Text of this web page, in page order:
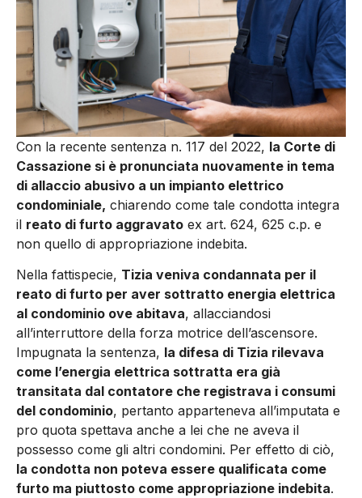
Con la recente sentenza n. 117 del 2022, la Corte di
Cassazione si è pronunciata nuovamente in tema
di allaccio abusivo a un impianto elettrico
condominiale, chiarendo come tale condotta integra
il reato di furto aggravato ex art. 624, 625 c.p. e
non quello di appropriazione indebita.
Nella fattispecie, Tizia veniva condannata per il
reato di furto per aver sottratto energia elettrica
al condominio ove abitava, allacciandosi
all’interruttore della forza motrice dell’ascensore.
Impugnata la sentenza, la difesa di Tizia rilevava
come l’energia elettrica sottratta era già
transitata dal contatore che registrava i consumi
del condominio, pertanto apparteneva all’imputata e
pro quota spettava anche a lei che ne aveva il
possesso come gli altri condomini. Per effetto di ciò,
la condotta non poteva essere qualificata come
furto ma piuttosto come appropriazione indebita.